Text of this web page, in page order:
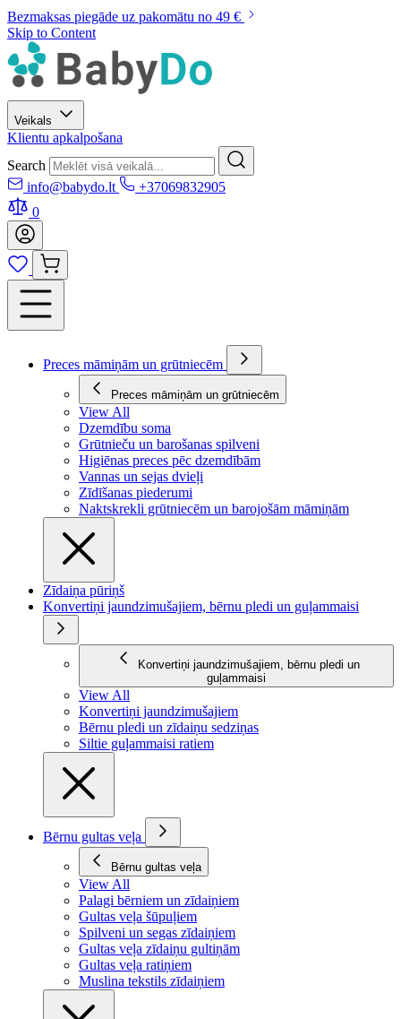
Bezmaksas piegāde uz pakomātu no 49 €
Skip to Content
Veikals
Klientu apkalpošana
Search
info@babydo.lt
+37069832905
0
Preces māmiņām un grūtniecēm
Preces māmiņām un grūtniecēm
View All
Dzemdību soma
Grūtnieču un barošanas spilveni
Higiēnas preces pēc dzemdībām
Vannas un sejas dvieļi
Zīdīšanas piederumi
Naktskrekli grūtniecēm un barojošām māmiņām
Zīdaiņa pūriņš
Konvertiņi jaundzimušajiem, bērnu pledi un guļammaisi
Konvertiņi jaundzimušajiem, bērnu pledi un
guļammaisi
View All
Konvertiņi jaundzimušajiem
Bērnu pledi un zīdaiņu sedziņas
Siltie guļammaisi ratiem
Bērnu gultas veļa
Bērnu gultas veļa
View All
Palagi bērniem un zīdaiņiem
Gultas veļa šūpuļiem
Spilveni un segas zīdaiņiem
Gultas veļa zīdaiņu gultiņām
Gultas veļa ratiņiem
Muslina tekstils zīdaiņiem